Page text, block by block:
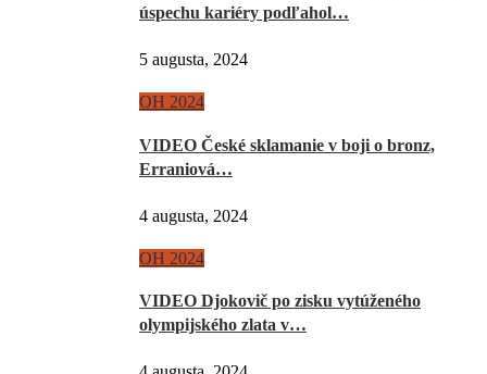
úspechu kariéry podľahol…
5 augusta, 2024
OH 2024
VIDEO České sklamanie v boji o bronz,
Erraniová…
4 augusta, 2024
OH 2024
VIDEO Djokovič po zisku vytúženého
olympijského zlata v…